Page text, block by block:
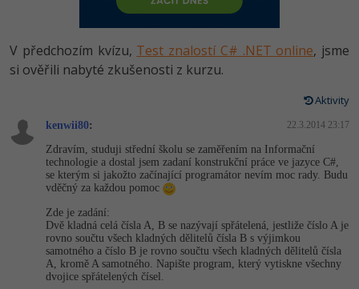
HTML5, CSS3, Bootstrap, SEO
SQL a databáze
UML a návrhové vzory
React
Spring
ASP.NET MVC
PHP
JavaScript
HTML / CSS
UML a návrhové vzory
MySQL/MariaDB
MS-SQL
Vývojář mobilních aplikací
Specialista na AI a bigdata
Webdesigner
Tester
Systémový administrátor
Grafik / UX/UI návrhář
3D grafik
-80%
JavaScript -80%
C++
Swift -80%
-80%
C -80%
VB.NET
V předchozím kvízu, Test znalostí C# .NET online, jsme
si ověřili nabyté zkušenosti z kurzu.
Aktivity
kenwii80: 22.3.2014 23:17
Zdravím, studuji střední školu se zaměřením na Informační
technologie a dostal jsem zadaní konstrukční práce ve jazyce C#,
se kterým si jakožto začínající programátor nevím moc rady. Budu
vděčný za každou pomoc
Zde je zadání:
Dvě kladná celá čísla A, B se nazývají spřátelená, jestliže číslo A je
rovno součtu všech kladných dělitelů čísla B s výjimkou
samotného a číslo B je rovno součtu všech kladných dělitelů čísla
A, kromě A samotného. Napište program, který vytiskne všechny
dvojice spřátelených čísel.